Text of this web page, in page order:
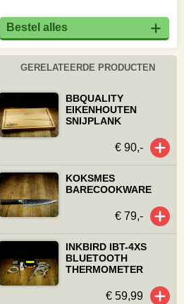
Bestel alles
GERELATEERDE PRODUCTEN
BBQUALITY
EIKENHOUTEN
SNIJPLANK
€ 90,-
KOKSMES
BARECOOKWARE
€ 79,-
INKBIRD IBT-4XS
BLUETOOTH
THERMOMETER
€ 59,99